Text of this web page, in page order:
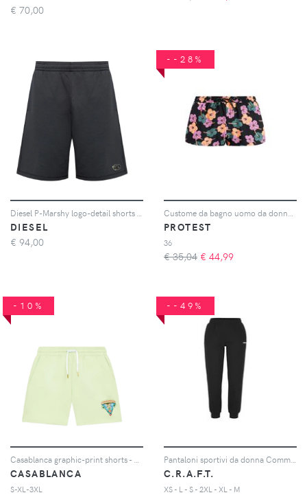
€ 70,00
DIESEL
€ 94,00
--28%
PROTEST
36
€ 35,04 € 44,99
-10%
CASABLANCA
S-XL-3XL
--49%
C.R.A.F.T.
XS - L - S - 2XL - XL - M